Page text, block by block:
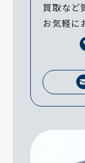
買取など
お気軽に